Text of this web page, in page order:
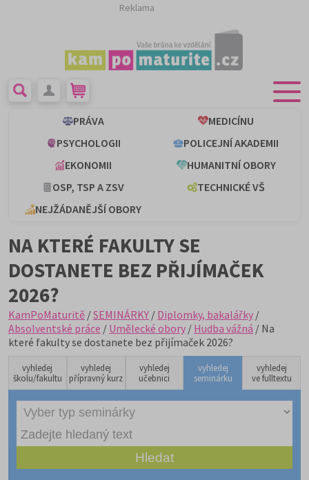
Reklama
PRÁVA
MEDICÍNU
PSYCHOLOGII
POLICEJNÍ AKADEMII
EKONOMII
HUMANITNÍ OBORY
OSP, TSP A ZSV
TECHNICKÉ VŠ
NEJŽÁDANĚJŠÍ OBORY
NA KTERÉ FAKULTY SE
DOSTANETE BEZ PŘIJÍMAČEK
2026?
KamPoMaturitě /SEMINÁRKY / Diplomky, bakalářky /
Absolventské práce / Umělecké obory / Hudba vážná / Na
které fakulty se dostanete bez přijímaček 2026?
vyhledej
školu/fakultu
vyhledej
přípravný kurz
vyhledej
učebnici
vyhledej
seminárku
vyhledej
ve fulltextu